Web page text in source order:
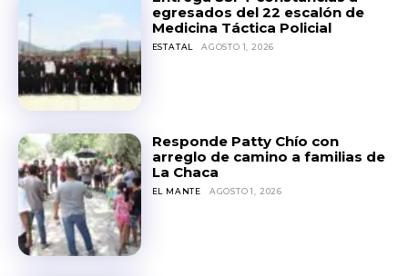
egresados del 22 escalón de
Medicina Táctica Policial
ESTATAL AGOSTO 1, 2026
Responde Patty Chío con
arreglo de camino a familias de
La Chaca
EL MANTE AGOSTO 1, 2026